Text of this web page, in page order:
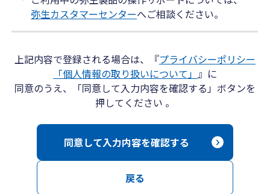
弥生カスタマーセンターへご相談ください。
上記内容で登録される場合は、『プライバシーポリシー
「個人情報の取り扱いについて」 』に
同意のうえ、「同意して入力内容を確認する」ボタンを
押してください 。
戻る
同意して入力内容を確認する